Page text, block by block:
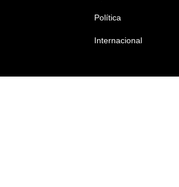
Política
Internacional